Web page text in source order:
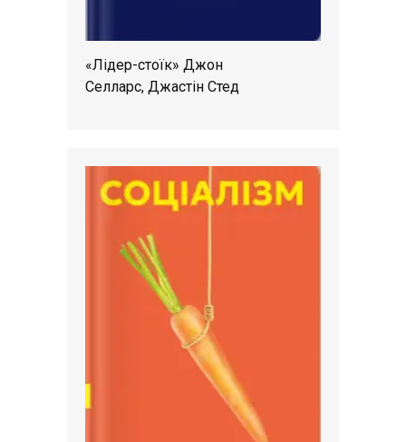
«Лідер-стоїк» Джон
Селларс, Джастін Стед